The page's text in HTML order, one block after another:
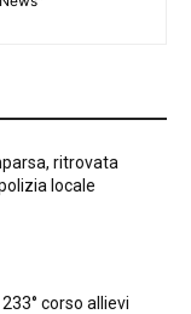
ritrovata
locale
corso allievi